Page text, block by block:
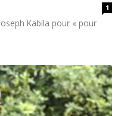
1
Kabila pour « pour